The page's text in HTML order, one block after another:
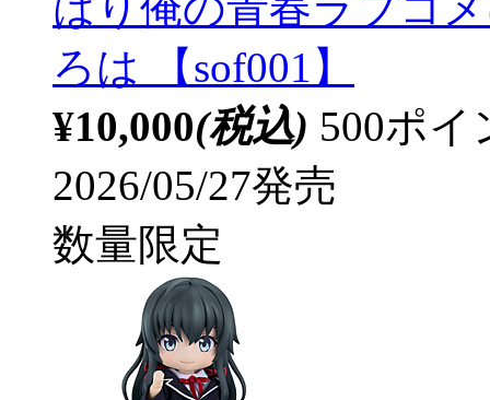
ろは 【sof001】
¥10,000(税込) 500ポ
2026/05/27発売
数量限定